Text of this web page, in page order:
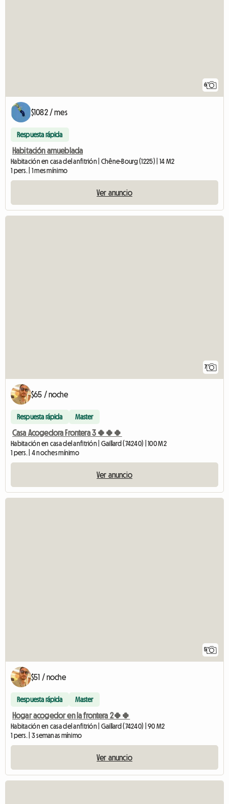
6
$1082 / mes
Respuesta rápida
Habitación amueblada
Habitación en casa del anfitrión | Chêne-Bourg (1225) | 14 M2
1 pers. | 1 mes mínimo
Ver anuncio
7
$65 / noche
Respuesta rápida Master
Casa Acogedora Frontera 3 🍀🍀🍀
Habitación en casa del anfitrión | Gaillard (74240) | 100 M2
1 pers. | 4 noches mínimo
Ver anuncio
5
$51 / noche
Respuesta rápida Master
Hogar acogedor en la frontera 2🍀🍀
Habitación en casa del anfitrión | Gaillard (74240) | 90 M2
1 pers. | 3 semanas mínimo
Ver anuncio